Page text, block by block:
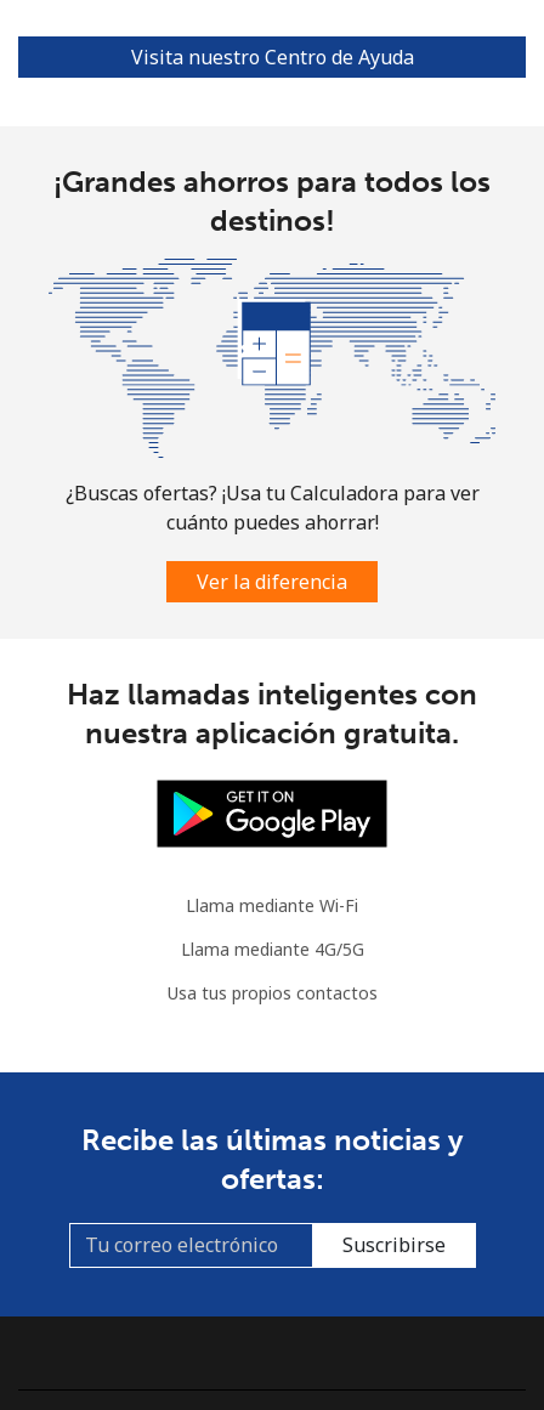
Visita nuestro Centro de Ayuda
¡Grandes ahorros para todos los
destinos!
¿Buscas ofertas? ¡Usa tu Calculadora para ver
cuánto puedes ahorrar!
Ver la diferencia
Haz llamadas inteligentes con
nuestra aplicación gratuita.
Llama mediante Wi-Fi
Llama mediante 4G/5G
Usa tus propios contactos
Recibe las últimas noticias y
ofertas:
Suscribirse